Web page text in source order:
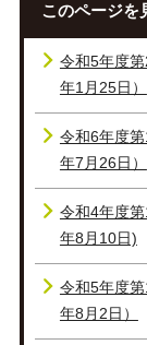
このページを
令和5年度
年1月25日）
令和6年度
年7月26日）
令和4年度
年8月10日)
令和5年度
年8月2日）